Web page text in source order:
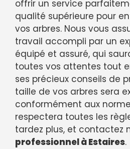
offrir un service
qualité supérieure pour
vos arbres. Nous vous
travail accompli par un
équipé et assuré, qui
toutes vos attentes tout
ses précieux conseils de
taille de vos arbres sera
conformément aux
respectera toutes les
tardez plus, et contactez
professionnel à Estaires.